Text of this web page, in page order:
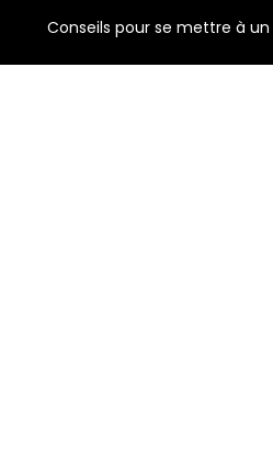
Conseils pour se mettre à